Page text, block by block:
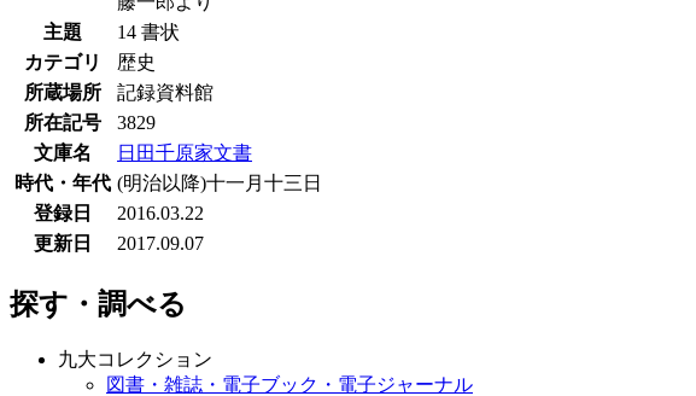
主題
14 書状
カテゴリ
歴史
所蔵場所
記録資料館
所在記号
3829
文庫名
日田千原家文書
時代・年代 (明治以降)十一月十三日
登録日
2016.03.22
更新日
2017.09.07
探す・調べる
九大コレクション
図書・雑誌・電子ブック・電子ジャーナル